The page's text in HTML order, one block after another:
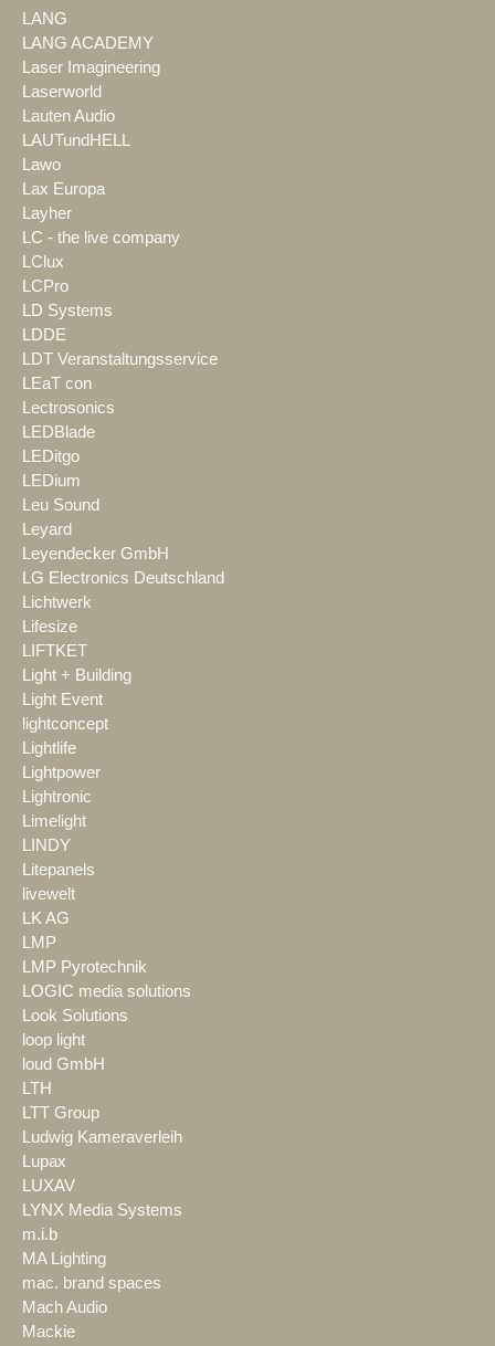
LANG
LANG ACADEMY
Laser Imagineering
Laserworld
Lauten Audio
LAUTundHELL
Lawo
Lax Europa
Layher
LC - the live company
LClux
LCPro
LD Systems
LDDE
LDT Veranstaltungsservice
LEaT con
Lectrosonics
LEDBlade
LEDitgo
LEDium
Leu Sound
Leyard
Leyendecker GmbH
LG Electronics Deutschland
Lichtwerk
Lifesize
LIFTKET
Light + Building
Light Event
lightconcept
Lightlife
Lightpower
Lightronic
Limelight
LINDY
Litepanels
livewelt
LK AG
LMP
LMP Pyrotechnik
LOGIC media solutions
Look Solutions
loop light
loud GmbH
LTH
LTT Group
Ludwig Kameraverleih
Lupax
LUXAV
LYNX Media Systems
m.i.b
MA Lighting
mac. brand spaces
Mach Audio
Mackie